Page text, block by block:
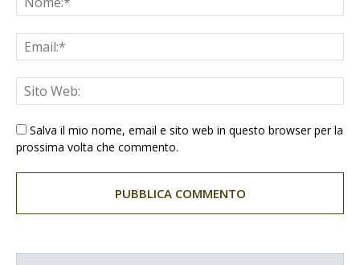
Salva il mio nome, email e sito web in questo browser per la
prossima volta che commento.